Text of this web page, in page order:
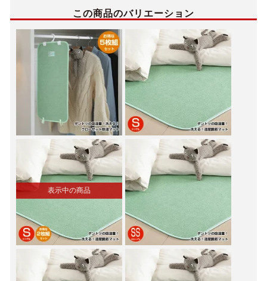
この商品のバリエーション
表示中の商品